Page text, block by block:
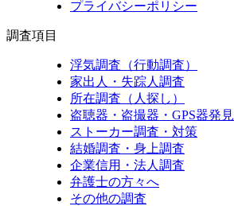
プライバシーポリシー
調査項目
浮気調査（行動調査）
家出人・失踪人調査
所在調査（人探し）
盗聴器・盗撮器・GPS器発見
ストーカー調査・対策
結婚調査・身上調査
企業信用・法人調査
弁護士の方々へ
その他の調査